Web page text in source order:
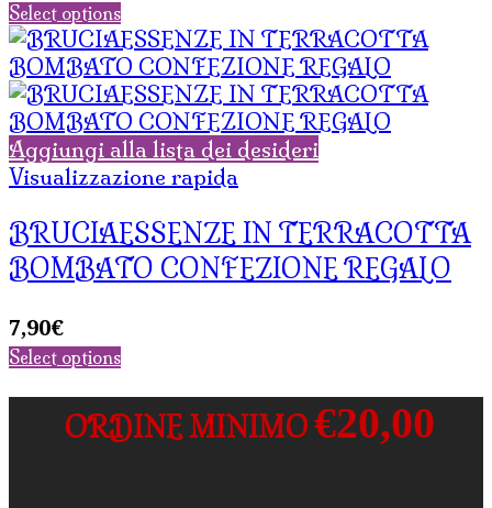
Select options
Aggiungi alla lista dei desideri
Visualizzazione rapida
BRUCIAESSENZE IN TERRACOTTA
BOMBATO CONFEZIONE REGALO
7,90€
Select options
ORDINE MINIMO€20,00